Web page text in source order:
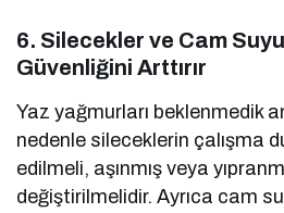
6. Silecekler ve Cam
Güvenliğini Arttırır
Yaz yağmurları beklenmedik
nedenle sileceklerin çalışma
edilmeli, aşınmış veya
değiştirilmelidir. Ayrıca cam